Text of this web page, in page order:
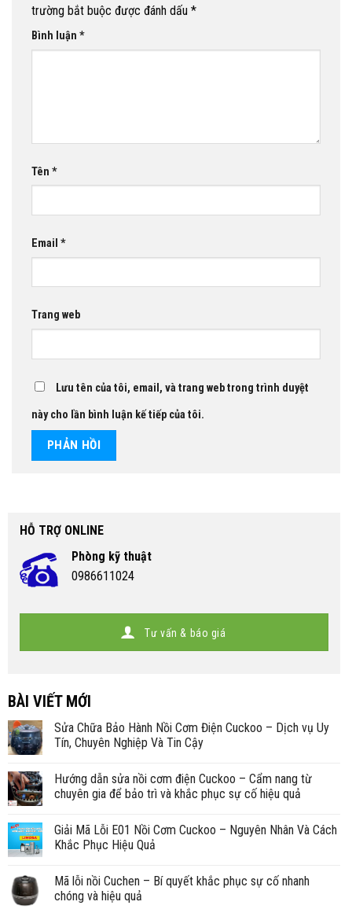
trường bắt buộc được đánh dấu *
Bình luận *
Tên *
Email *
Trang web
Lưu tên của tôi, email, và trang web trong trình duyệt
này cho lần bình luận kế tiếp của tôi.
HỖ TRỢ ONLINE
Phòng kỹ thuật
0986611024
Tư vấn & báo giá
BÀI VIẾT MỚI
Sửa Chữa Bảo Hành Nồi Cơm Điện Cuckoo – Dịch vụ Uy
Tín, Chuyên Nghiệp Và Tin Cậy
Hướng dẫn sửa nồi cơm điện Cuckoo – Cẩm nang từ
chuyên gia để bảo trì và khắc phục sự cố hiệu quả
Giải Mã Lỗi E01 Nồi Cơm Cuckoo – Nguyên Nhân Và Cách
Khắc Phục Hiệu Quả
Mã lỗi nồi Cuchen – Bí quyết khắc phục sự cố nhanh
chóng và hiệu quả